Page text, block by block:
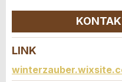
* Eingabe erforderlich
Kontakt
LINK